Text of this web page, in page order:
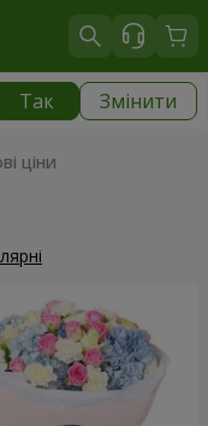
Так Змінити
ціни